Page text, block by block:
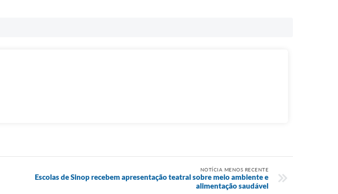
NOTÍCIA MENOS RECENTE
Escolas de Sinop recebem apresentação teatral sobre meio ambiente e
alimentação saudável